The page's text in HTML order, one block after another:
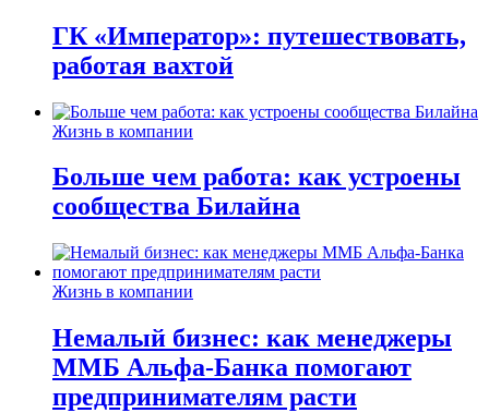
ГК «Император»: путешествовать,
работая вахтой
Жизнь в компании
Больше чем работа: как устроены
сообщества Билайна
Жизнь в компании
Немалый бизнес: как менеджеры
ММБ Альфа-Банка помогают
предпринимателям расти